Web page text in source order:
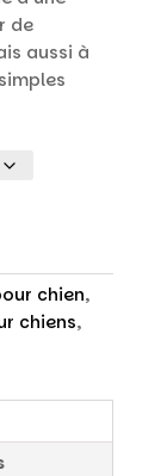
de
aussi à
chien,
chiens,